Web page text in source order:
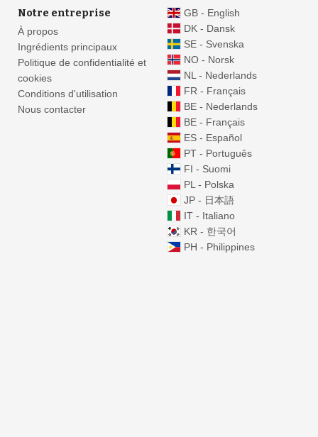
Notre entreprise
À propos
Ingrédients principaux
Politique de confidentialité et
cookies
Conditions d'utilisation
Nous contacter
GB - English
DK - Dansk
SE - Svenska
NO - Norsk
NL - Nederlands
FR - Français
BE - Nederlands
BE - Français
ES - Español
PT - Português
FI - Suomi
PL - Polska
JP - 日本語
IT - Italiano
KR - 한국어
PH - Philippines